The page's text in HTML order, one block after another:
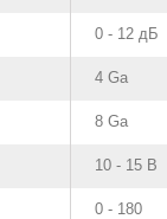
0 - 12 дБ
4 Ga
8 Ga
10 - 15 В
0 - 180